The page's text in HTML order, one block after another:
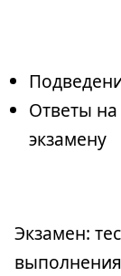
Ответы
экзамену
Экзамен: